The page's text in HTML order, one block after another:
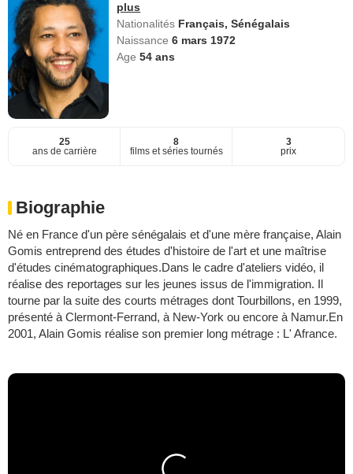
plus
Nationalités Français, Sénégalais
Naissance6 mars 1972
Age54 ans
25
ans de carrière
8
films et séries tournés
3
prix
Biographie
Né en France d'un père sénégalais et d'une mère française, Alain
Gomis entreprend des études d'histoire de l'art et une maîtrise
d'études cinématographiques.Dans le cadre d'ateliers vidéo, il
réalise des reportages sur les jeunes issus de l'immigration. Il
tourne par la suite des courts métrages dont Tourbillons, en 1999,
présenté à Clermont-Ferrand, à New-York ou encore à Namur.En
2001, Alain Gomis réalise son premier long métrage : L' Afrance.